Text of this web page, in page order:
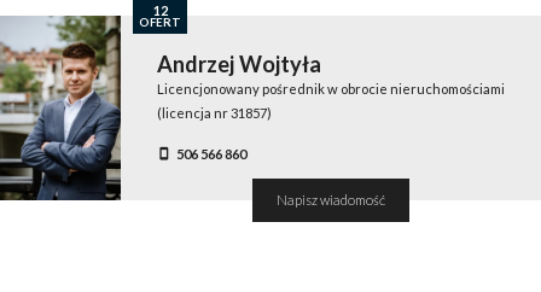
Andrzej Wojtyła
Licencjonowany pośrednik w obrocie nieruchomościami
(licencja nr 31857)
506 566 860
Napisz wiadomość
12
OFERT